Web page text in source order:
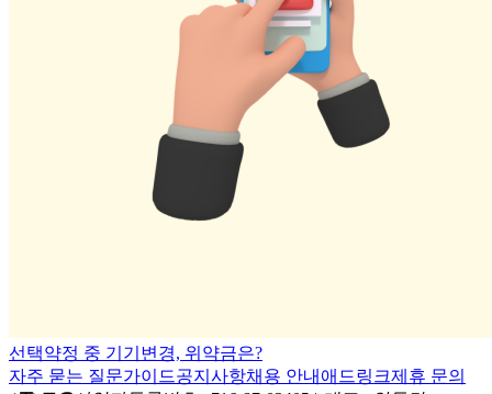
선택약정 중 기기변경, 위약금은?
자주 묻는 질문가이드공지사항채용 안내 애드링크제휴 문의